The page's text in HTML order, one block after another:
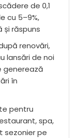
de 0,1
cu 5–9%,
răspuns
renovări,
lansări de noi
în
pentru
spa,
sezonier pe